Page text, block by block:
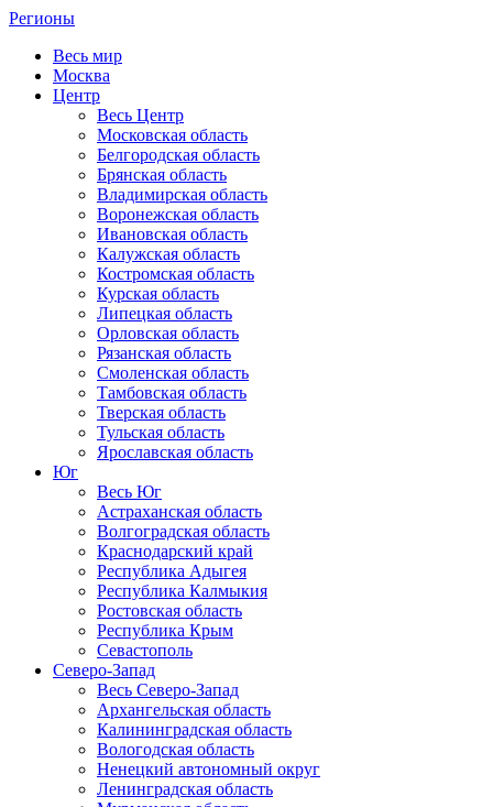
Регионы
Весь мир
Москва
Центр
Весь Центр
Московская область
Белгородская область
Брянская область
Владимирская область
Воронежская область
Ивановская область
Калужская область
Костромская область
Курская область
Липецкая область
Орловская область
Рязанская область
Смоленская область
Тамбовская область
Тверская область
Тульская область
Ярославская область
Юг
Весь Юг
Астраханская область
Волгоградская область
Краснодарский край
Республика Адыгея
Республика Калмыкия
Ростовская область
Республика Крым
Севастополь
Северо-Запад
Весь Северо-Запад
Архангельская область
Калининградская область
Вологодская область
Ненецкий автономный округ
Ленинградская область